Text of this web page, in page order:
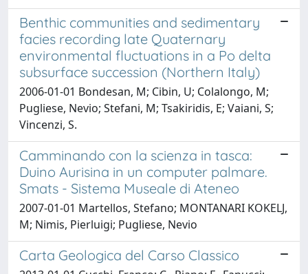
Benthic communities and sedimentary
facies recording late Quaternary
environmental fluctuations in a Po delta
subsurface succession (Northern Italy)
2006-01-01 Bondesan, M; Cibin, U; Colalongo, M;
Pugliese, Nevio; Stefani, M; Tsakiridis, E; Vaiani, S;
Vincenzi, S.
Camminando con la scienza in tasca:
Duino Aurisina in un computer palmare.
Smats - Sistema Museale di Ateneo
2007-01-01 Martellos, Stefano; MONTANARI KOKELJ,
M; Nimis, Pierluigi; Pugliese, Nevio
Carta Geologica del Carso Classico